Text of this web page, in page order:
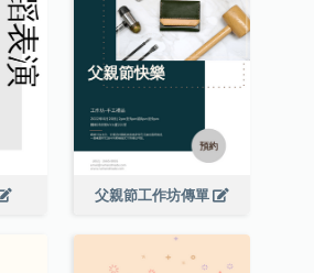
父親節工作坊傳單